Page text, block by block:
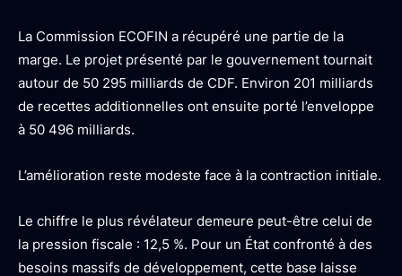
La Commission ECOFIN a récupéré une partie de la
marge. Le projet présenté par le gouvernement tournait
autour de 50 295 milliards de CDF. Environ 201 milliards
de recettes additionnelles ont ensuite porté l’enveloppe
à 50 496 milliards.
L’amélioration reste modeste face à la contraction initiale.
Le chiffre le plus révélateur demeure peut-être celui de
la pression fiscale : 12,5 %. Pour un État confronté à des
besoins massifs de développement, cette base laisse